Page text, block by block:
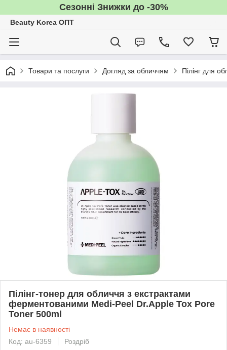
Сезонні Знижки до -30%
Beauty Korea ОПТ
Товари та послуги Догляд за обличчям Пілінг для
Пілінг-тонер для обличчя з екстрактами
ферментованими Medi-Peel Dr.Apple Tox Pore
Toner 500ml
Немає в наявності
Код: au-6359
Роздріб